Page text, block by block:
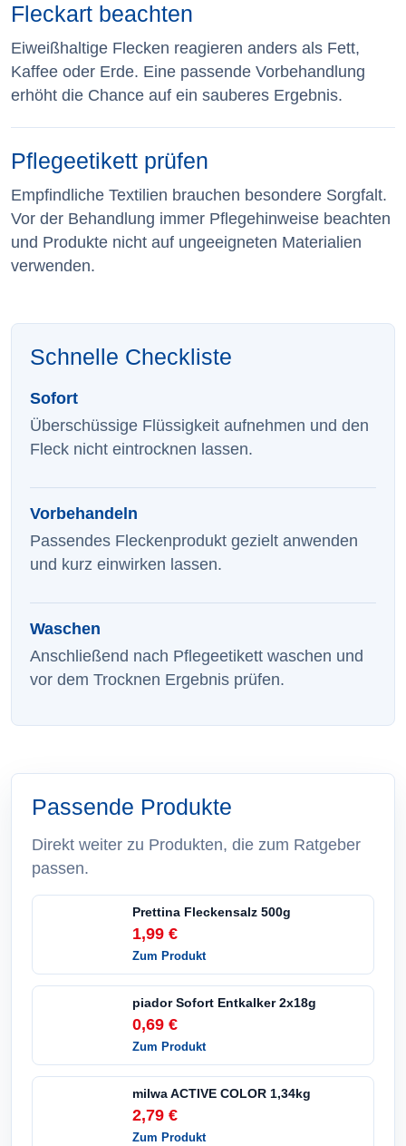
Fleckart beachten
Eiweißhaltige Flecken reagieren anders als Fett,
Kaffee oder Erde. Eine passende Vorbehandlung
erhöht die Chance auf ein sauberes Ergebnis.
Pflegeetikett prüfen
Empfindliche Textilien brauchen besondere Sorgfalt.
Vor der Behandlung immer Pflegehinweise beachten
und Produkte nicht auf ungeeigneten Materialien
verwenden.
Schnelle Checkliste
Sofort
Überschüssige Flüssigkeit aufnehmen und den
Fleck nicht eintrocknen lassen.
Vorbehandeln
Passendes Fleckenprodukt gezielt anwenden
und kurz einwirken lassen.
Waschen
Anschließend nach Pflegeetikett waschen und
vor dem Trocknen Ergebnis prüfen.
Passende Produkte
Direkt weiter zu Produkten, die zum Ratgeber
passen.
Prettina Fleckensalz 500g
1,99 €
Zum Produkt
piador Sofort Entkalker 2x18g
0,69 €
Zum Produkt
milwa ACTIVE COLOR 1,34kg
2,79 €
Zum Produkt